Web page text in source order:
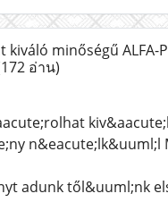
kiváló minőségű
อ่าน)
n&eacute;lk&uuml;l
adunk től&uuml;nk